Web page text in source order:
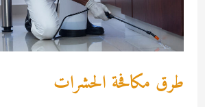
طرق مكافحة الحشرات